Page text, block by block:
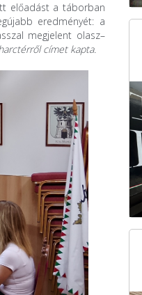
előadást a táborban
eredményét: a
megjelent olasz–
címet kapta.